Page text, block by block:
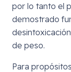
por lo tanto el
demostrado
de peso.
Para